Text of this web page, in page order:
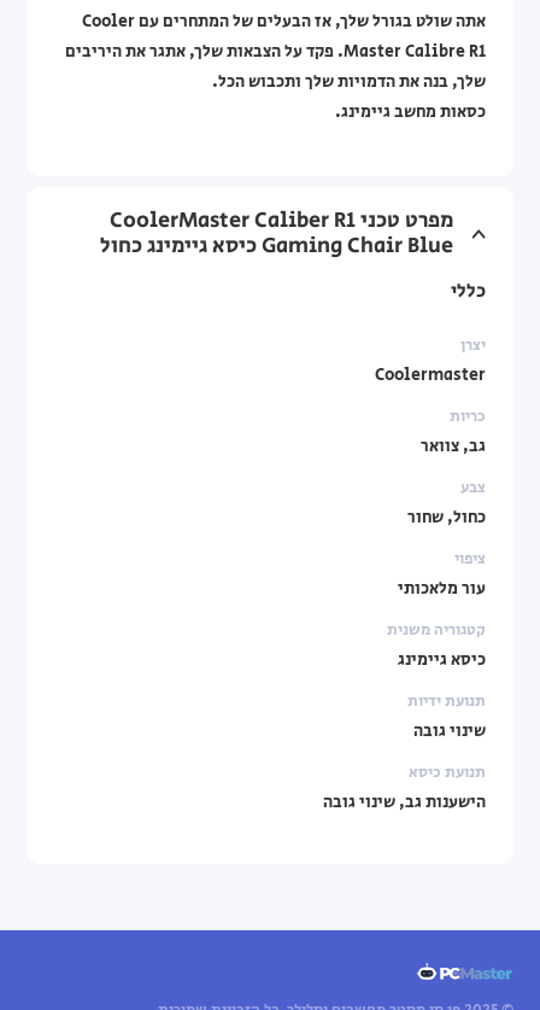
אתה שולט בגורל שלך, אז הבעלים של המתחרים עם Cooler
Master Calibre R1. פקד על הצבאות שלך, אתגר את היריבים
שלך, בנה את הדמויות שלך ותכבוש הכל.
כסאות מחשב גיימינג.
מפרט טכני CoolerMaster Caliber R1
Gaming Chair Blue כיסא גיימינג כחול
כללי
יצרן
Coolermaster
כריות
גב, צוואר
צבע
כחול, שחור
ציפוי
עור מלאכותי
קטגוריה משנית
כיסא גיימינג
תנועת ידיות
שינוי גובה
תנועת כיסא
הישענות גב, שינוי גובה